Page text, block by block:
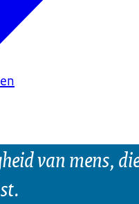
van mens,